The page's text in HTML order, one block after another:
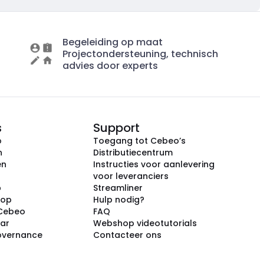
Begeleiding op maat
Projectondersteuning, technisch
advies door experts
Support
Toegang tot Cebeo’s
Distributiecentrum
Instructies voor aanlevering
voor leveranciers
Streamliner
Hulp nodig?
FAQ
Webshop videotutorials
Contacteer ons